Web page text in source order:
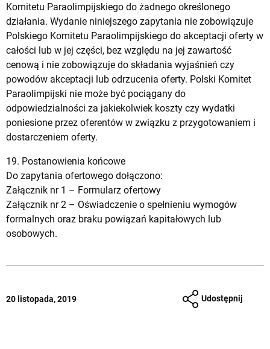
Komitetu Paraolimpijskiego do żadnego określonego
działania. Wydanie niniejszego zapytania nie zobowiązuje
Polskiego Komitetu Paraolimpijskiego do akceptacji oferty w
całości lub w jej części, bez względu na jej zawartość
cenową i nie zobowiązuje do składania wyjaśnień czy
powodów akceptacji lub odrzucenia oferty. Polski Komitet
Paraolimpijski nie może być pociągany do
odpowiedzialności za jakiekolwiek koszty czy wydatki
poniesione przez oferentów w związku z przygotowaniem i
dostarczeniem oferty.
19. Postanowienia końcowe
Do zapytania ofertowego dołączono:
Załącznik nr 1 – Formularz ofertowy
Załącznik nr 2 – Oświadczenie o spełnieniu wymogów
formalnych oraz braku powiązań kapitałowych lub
osobowych.
20 listopada, 2019 Udostępnij